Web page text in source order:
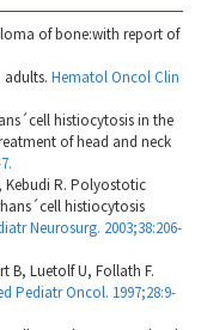
of bone:with report of
adults. Hematol Oncol Clin
histiocytosis in the
of head and neck
Kebudi R. Polyostotic
histiocytosis
Neurosurg. 2003;38:206-
B, Luetolf U, Follath F.
Pediatr Oncol. 1997;28:9-